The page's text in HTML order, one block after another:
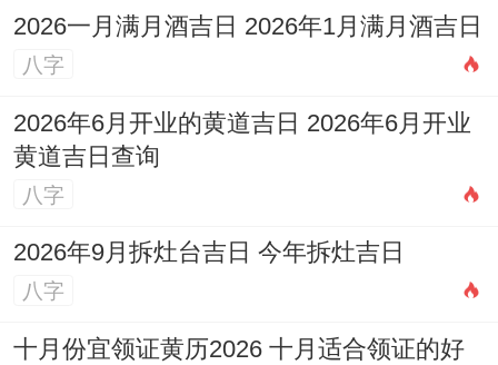
2026一月满月酒吉日 2026年1月满月酒吉日
八字
2026年6月开业的黄道吉日 2026年6月开业
黄道吉日查询
八字
2026年9月拆灶台吉日 今年拆灶吉日
八字
十月份宜领证黄历2026 十月适合领证的好